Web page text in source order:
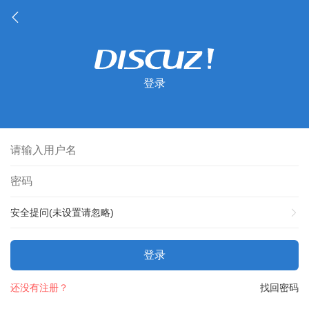
登录
安全提问(未设置请忽略)
登录
找回密码
还没有注册？